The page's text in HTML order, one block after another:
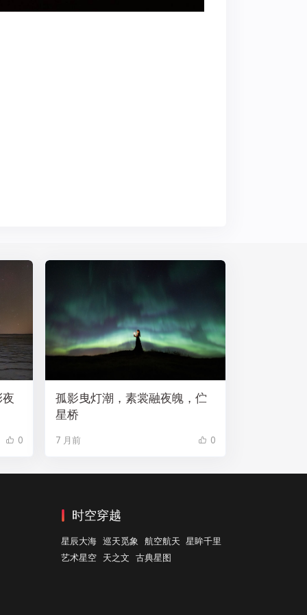
0
孤影曳灯潮，素裳融夜魄，伫
星桥
7 月前 0
时空穿越
星辰大海 巡天觅象 航空航天
星眸千里
艺术星空
天之文 古典星图